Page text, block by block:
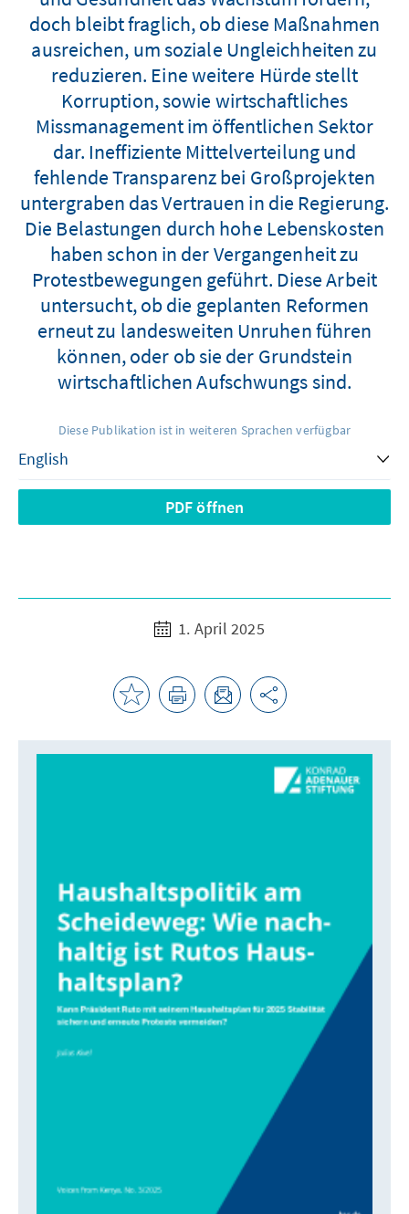
doch bleibt fraglich, ob diese Maßnahmen
ausreichen, um soziale Ungleichheiten zu
reduzieren. Eine weitere Hürde stellt
Korruption, sowie wirtschaftliches
Missmanagement im öffentlichen Sektor
dar. Ineffiziente Mittelverteilung und
fehlende Transparenz bei Großprojekten
untergraben das Vertrauen in die Regierung.
Die Belastungen durch hohe Lebenskosten
haben schon in der Vergangenheit zu
Protestbewegungen geführt. Diese Arbeit
untersucht, ob die geplanten Reformen
erneut zu landesweiten Unruhen führen
können, oder ob sie der Grundstein
wirtschaftlichen Aufschwungs sind.
Diese Publikation ist in weiteren Sprachen verfügbar
PDF öffnen
1. April 2025